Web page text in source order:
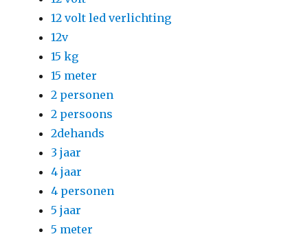
12 volt led verlichting
12v
15 kg
15 meter
2 personen
2 persoons
2dehands
3 jaar
4 jaar
4 personen
5 jaar
5 meter